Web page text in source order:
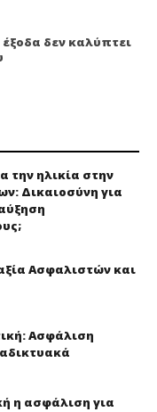
δεν καλύπτει
την ηλικία στην
Δικαιοσύνη για
Ασφαλιστών και
Ασφάλιση
η ασφάλιση για